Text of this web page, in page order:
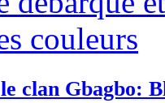
clan Gbagbo: